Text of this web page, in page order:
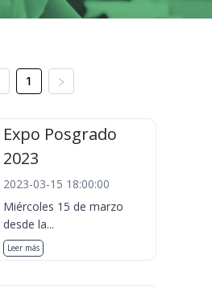
1
Expo Posgrado
2023
2023-03-15 18:00:00
Miércoles 15 de marzo
desde la...
Leer más